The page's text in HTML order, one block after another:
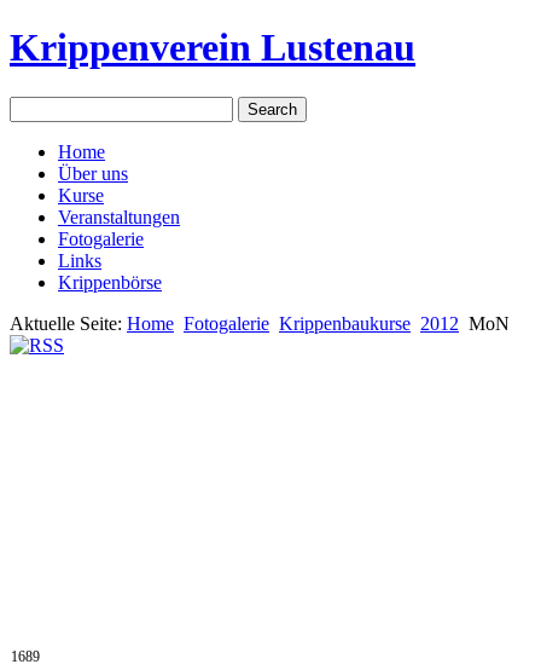
Krippenverein Lustenau
Home
Über uns
Kurse
Veranstaltungen
Fotogalerie
Links
Krippenbörse
Aktuelle Seite: Home Fotogalerie Krippenbaukurse 2012 MoN
1689